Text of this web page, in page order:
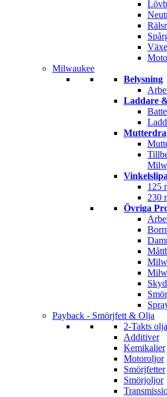
Milwaukee
Belysning
Laddare
125
230
Övriga
Payback - Smörjfett & Olja
2-Takts olja
Additiver
Kemikalier
Motoroljor
Smörjfetter
Smörjoljor